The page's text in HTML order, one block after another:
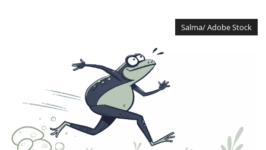
Salma/ Adobe Stock